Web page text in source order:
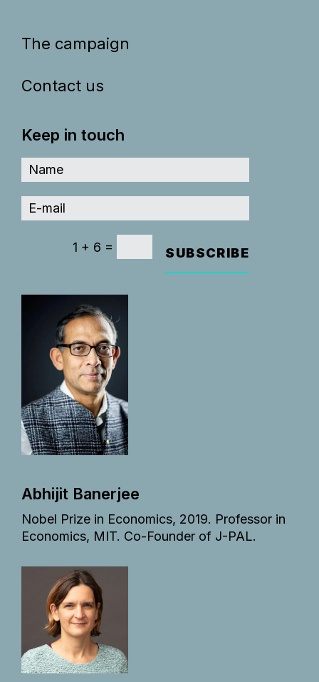
The campaign
Contact us
Keep in touch
1 + 6 = SUBSCRIBE
Abhijit Banerjee
Nobel Prize in Economics, 2019. Professor in
Economics, MIT. Co-Founder of J-PAL.